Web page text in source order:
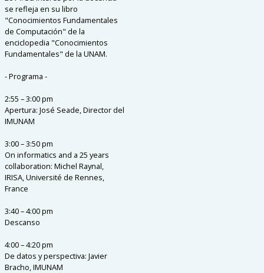
se refleja en su libro
"Conocimientos Fundamentales
de Computación" de la
enciclopedia "Conocimientos
Fundamentales" de la UNAM.
- Programa -
2:55 – 3:00 pm
Apertura: José Seade, Director del
IMUNAM
3:00 – 3:50 pm
On informatics and a 25 years
collaboration: Michel Raynal,
IRISA, Université de Rennes,
France
3:40 – 4:00 pm
Descanso
4:00 – 4:20 pm
De datos y perspectiva: Javier
Bracho, IMUNAM